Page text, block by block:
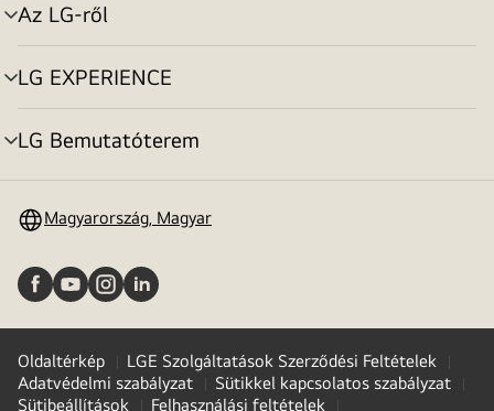
Az LG-ről
menu
toggle
LG EXPERIENCE
menu
toggle
LG Bemutatóterem
menu
Magyarország, Magyar
Oldaltérkép
LGE Szolgáltatások Szerződési Feltételek
Adatvédelmi szabályzat
Sütikkel kapcsolatos szabályzat
Sütibeállítások
Felhasználási feltételek